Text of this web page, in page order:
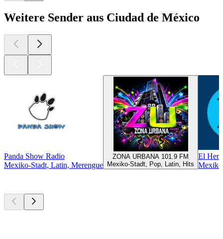
Weitere Sender aus Ciudad de México
Panda Show Radio
Mexiko-Stadt, Latin, Merengue
ZONA URBANA 101.9 FM
Mexiko-Stadt, Pop, Latin, Hits
El